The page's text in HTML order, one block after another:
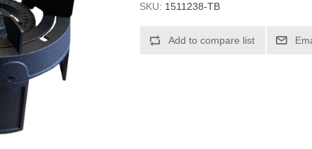
SKU: 1511238-TB